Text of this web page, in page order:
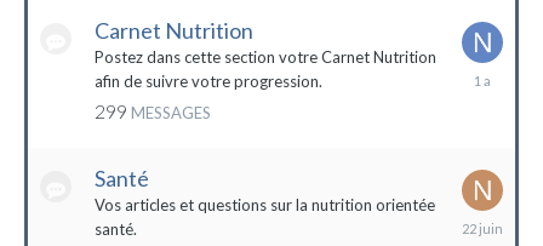
Carnet Nutrition
Postez dans cette section votre Carnet Nutrition
afin de suivre votre progression.
299 MESSAGES
13
Santé
Vos articles et questions sur la nutrition orientée
santé.
22